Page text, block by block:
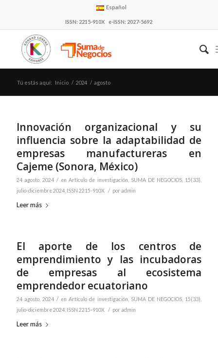
Español
ISSN: 2215-910X e-ISSN: 2027-5692
Tú estás aquí: Inicio / 2024 / agosto
Innovación organizacional y su
influencia sobre la adaptabilidad de
empresas manufactureras en
Cajeme (Sonora, México)
24 agosto, 2024 / enArtículo de investigación
SUMA DE NEGOCIOS, 15(33),
julio-diciembre 2024, ISSN 2215-910X
/ por admin
Leer más
El aporte de los centros de
emprendimiento y las incubadoras
de empresas al ecosistema
emprendedor ecuatoriano
24 agosto, 2024 / enArtículo de investigación
SUMA DE NEGOCIOS, 15(33),
julio-diciembre 2024, ISSN 2215-910X
/ por admin
Leer más